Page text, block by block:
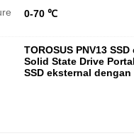
0-70 ℃
TOROSUS PNV13
Solid State Drive
SSD eksternal dengan